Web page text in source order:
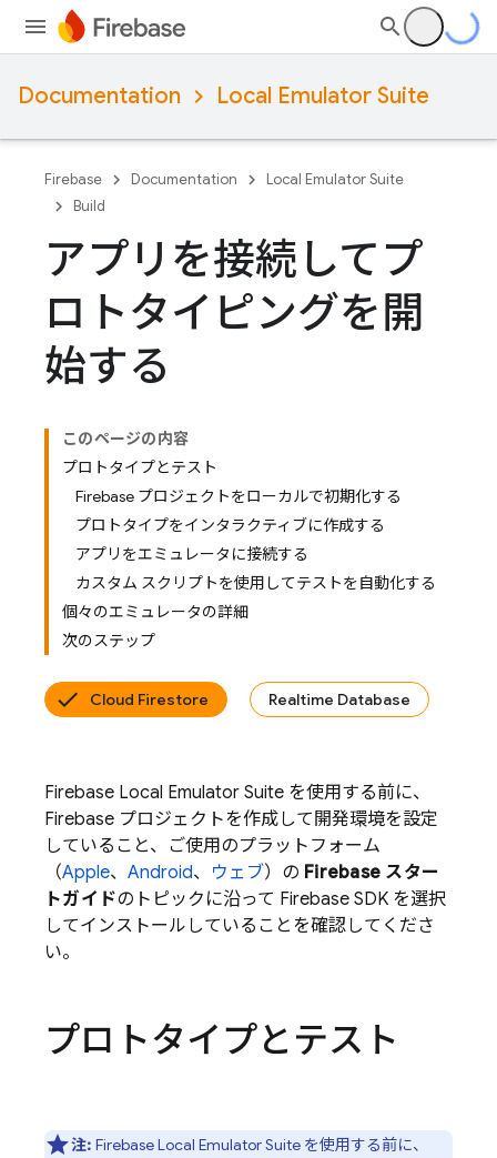
Documentation Local Emulator Suite
Firebase Documentation
Local Emulator Suite
Build
アプリを接続してプ
ロトタイピングを開
始する
このページの内容
プロトタイプとテスト
Firebase プロジェクトをローカルで初期化する
プロトタイプをインタラクティブに作成する
アプリをエミュレータに接続する
カスタム スクリプトを使用してテストを自動化する
個々のエミュレータの詳細
次のステップ
Cloud Firestore Realtime Database
Firebase Local Emulator Suite を使用する前に、
Firebase プロジェクトを作成して開発環境を設定
していること、ご使用のプラットフォーム
（Apple、 Android、 ウェブ）の Firebase スター
トガイドのトピックに沿って Firebase SDK を選択
してインストールしていることを確認してくださ
い。
プロトタイプとテスト
注: Firebase Local Emulator Suite を使用する前に、